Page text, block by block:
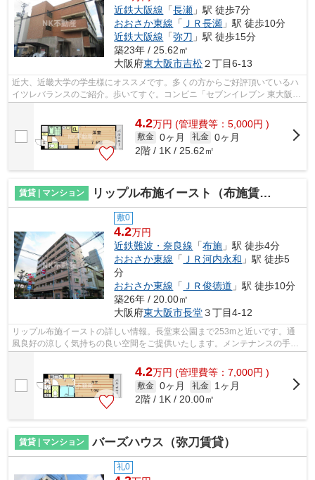
近鉄大阪線 「長瀬 」駅 徒歩7分
おおさか東線 「 ＪＲ長瀬 」駅 徒歩10分
近鉄大阪線 「弥刀 」駅 徒歩15分
築23年 / 25.62㎡
大阪府東大阪市吉松２丁目6-13
近大、近畿大学の学生様にオススメです。多くの方からご好評頂いているハ
イツレバランスのご紹介。歩いてすぐ。コンビニ「セブンイレブン 東大阪吉
4.2万円 (管理費等：5,000円 )
敷金 0ヶ月 礼金 0ヶ月
2階 / 1K / 25.62㎡
賃貸 | マンション リップル布施イースト（布施賃貸）
敷0
4.2万円
近鉄難波・奈良線 「布施 」駅 徒歩4分
おおさか東線 「 ＪＲ河内永和 」駅 徒歩5
分
おおさか東線 「 ＪＲ俊徳道 」駅 徒歩10分
築26年 / 20.00㎡
大阪府東大阪市長堂３丁目4-12
リップル布施イーストの詳しい情報。長堂東公園まで253mと近いです。通
風良好の涼しく気持ちの良い空間をご提供いたします。メンテナンスの手間
いらずで嬉しい、外観タイル張りを採用...
4.2万円 (管理費等：7,000円 )
敷金 0ヶ月 礼金
1ヶ月
2階 / 1K / 20.00㎡
賃貸 | マンション バーズハウス（弥刀賃貸）
礼0